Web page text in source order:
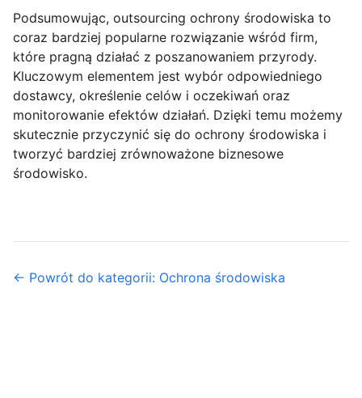
Podsumowując, outsourcing ochrony środowiska to
coraz bardziej popularne rozwiązanie wśród firm,
które pragną działać z poszanowaniem przyrody.
Kluczowym elementem jest wybór odpowiedniego
dostawcy, określenie celów i oczekiwań oraz
monitorowanie efektów działań. Dzięki temu możemy
skutecznie przyczynić się do ochrony środowiska i
tworzyć bardziej zrównoważone biznesowe
środowisko.
← Powrót do kategorii: Ochrona środowiska